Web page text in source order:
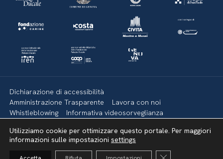
Dichiarazione di accessibilità
Amministrazione Trasparente
Lavora con noi
Whistleblowing
Informativa videosorveglianza
Mappa del sito
Utilizziamo cookie per ottimizzare questo portale. Per maggiori
informazioni sulle impostazioni settings
Close GDPR